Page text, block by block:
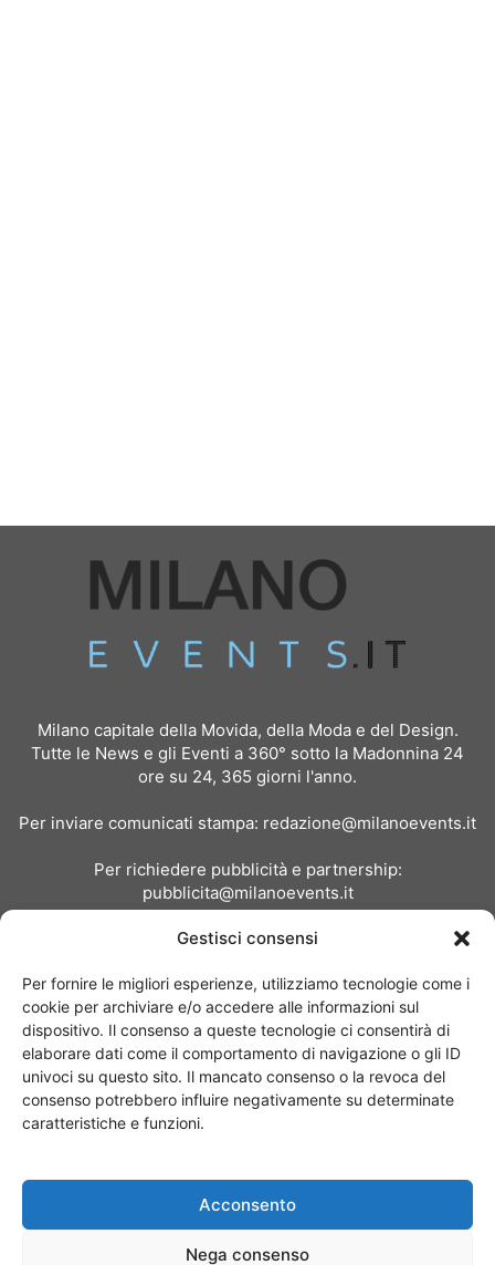
Gestisci consensi
Per fornire le migliori esperienze, utilizziamo tecnologie come i
cookie per archiviare e/o accedere alle informazioni sul
dispositivo. Il consenso a queste tecnologie ci consentirà di
elaborare dati come il comportamento di navigazione o gli ID
univoci su questo sito. Il mancato consenso o la revoca del
consenso potrebbero influire negativamente su determinate
caratteristiche e funzioni.
Acconsento
Nega consenso
Milano capitale della Movida, della Moda e del Design.
Tutte le News e gli Eventi a 360° sotto la Madonnina 24
ore su 24, 365 giorni l'anno.
Per inviare comunicati stampa: redazione@milanoevents.it
Per richiedere pubblicità e partnership:
pubblicita@milanoevents.it
Chi siamo I Nostri Clienti
© Copyright 2017 - MilanoEvents.it© managed by